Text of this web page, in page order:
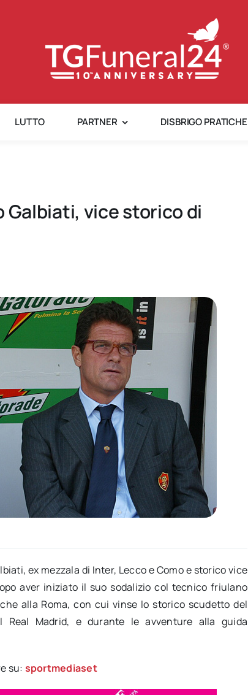
LUTTO PARTNER DISBRIGO PRATICHE
vice storico di
ex mezzala di Inter, Lecco e Como e storico vice
aver iniziato il suo sodalizio col tecnico friulano
alla Roma, con cui vinse lo storico scudetto del
Real Madrid, e durante le avventure alla guida
su: sportmediaset